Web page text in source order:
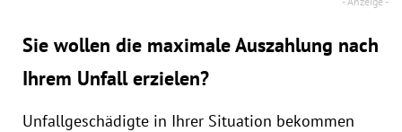
Sie wollen die maximale Auszahlung nach
Ihrem Unfall erzielen?
Unfallgeschädigte in Ihrer Situation bekommen